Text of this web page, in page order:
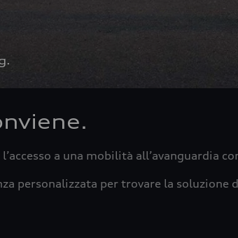
a una mobilità all’avanguardia
personalizzata per trovare la